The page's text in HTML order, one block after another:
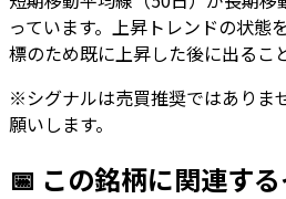
っています。上昇トレンドの状態
標のため既に上昇した後に出るこ
※シグナルは売買推奨ではありま
願いします。
📅 この銘柄に関連す